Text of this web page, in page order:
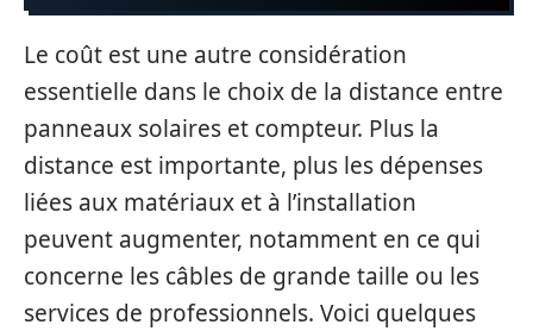
Le coût est une autre considération
essentielle dans le choix de la distance entre
panneaux solaires et compteur. Plus la
distance est importante, plus les dépenses
liées aux matériaux et à l’installation
peuvent augmenter, notamment en ce qui
concerne les câbles de grande taille ou les
services de professionnels. Voici quelques